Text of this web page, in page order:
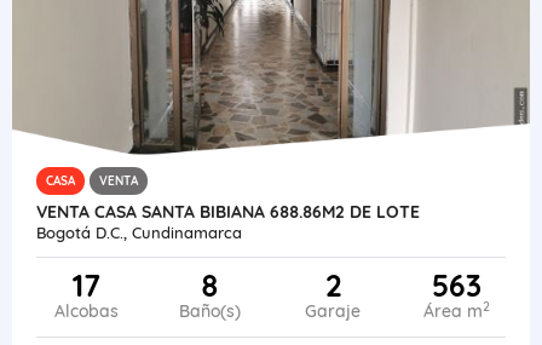
CASA VENTA
VENTA CASA SANTA BIBIANA 688.86M2 DE LOTE
Bogotá D.C., Cundinamarca
17
Alcobas
8
Baño(s)
2
Garaje
563
Área m2